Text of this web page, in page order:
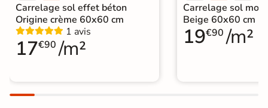
Carrelage sol effet béton
Origine crème 60x60 cm
1 avis
17€90 /m²
Carrelage sol
Beige 60x60 cm
19€90 /m²